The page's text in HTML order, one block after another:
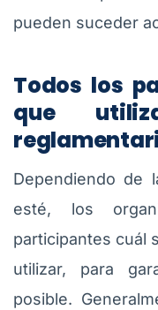
pueden suceder
Todos los
que
Dependiendo de
esté, los
participantes cuál
utilizar, para
posible.